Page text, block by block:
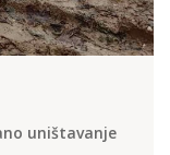
uništavanje